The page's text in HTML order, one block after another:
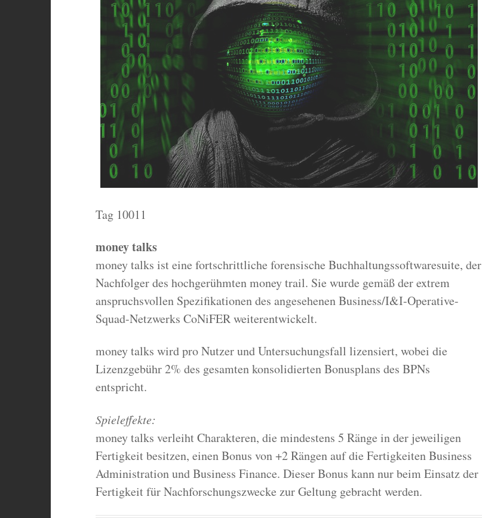
Tag 10011
money talks
money talks ist eine fortschrittliche forensische Buchhaltungssoftwaresuite, der
Nachfolger des hochgerühmten money trail. Sie wurde gemäß der extrem
anspruchsvollen Spezifikationen des angesehenen Business/I&I-Operative-
Squad-Netzwerks CoNiFER weiterentwickelt.
money talks wird pro Nutzer und Untersuchungsfall lizensiert, wobei die
Lizenzgebühr 2% des gesamten konsolidierten Bonusplans des BPNs
entspricht.
Spieleffekte:
money talks verleiht Charakteren, die mindestens 5 Ränge in der jeweiligen
Fertigkeit besitzen, einen Bonus von +2 Rängen auf die Fertigkeiten Business
Administration und Business Finance. Dieser Bonus kann nur beim Einsatz der
Fertigkeit für Nachforschungszwecke zur Geltung gebracht werden.